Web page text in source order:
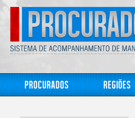
Procurados Regiões